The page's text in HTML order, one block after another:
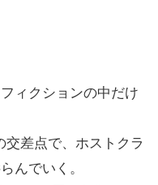
ィクションの中だけ
差点で、ホストクラ
んでいく。